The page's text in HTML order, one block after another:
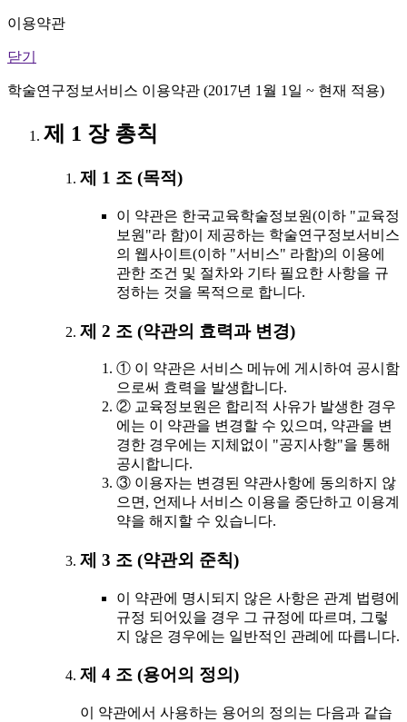
이용약관
닫기
학술연구정보서비스 이용약관 (2017년 1월 1일 ~ 현재 적용)
제 1 장 총칙
제 1 조 (목적)
이 약관은 한국교육학술정보원(이하 "교육정
보원"라 함)이 제공하는 학술연구정보서비스
의 웹사이트(이하 "서비스" 라함)의 이용에
관한 조건 및 절차와 기타 필요한 사항을 규
정하는 것을 목적으로 합니다.
제 2 조 (약관의 효력과 변경)
① 이 약관은 서비스 메뉴에 게시하여 공시함
으로써 효력을 발생합니다.
② 교육정보원은 합리적 사유가 발생한 경우
에는 이 약관을 변경할 수 있으며, 약관을 변
경한 경우에는 지체없이 "공지사항"을 통해
공시합니다.
③ 이용자는 변경된 약관사항에 동의하지 않
으면, 언제나 서비스 이용을 중단하고 이용계
약을 해지할 수 있습니다.
제 3 조 (약관외 준칙)
이 약관에 명시되지 않은 사항은 관계 법령에
규정 되어있을 경우 그 규정에 따르며, 그렇
지 않은 경우에는 일반적인 관례에 따릅니다.
제 4 조 (용어의 정의)
이 약관에서 사용하는 용어의 정의는 다음과 같습